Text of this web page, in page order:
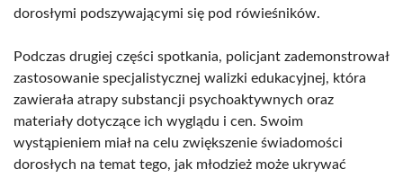
dorosłymi podszywającymi się pod rówieśników.
Podczas drugiej części spotkania, policjant zademonstrował
zastosowanie specjalistycznej walizki edukacyjnej, która
zawierała atrapy substancji psychoaktywnych oraz
materiały dotyczące ich wyglądu i cen. Swoim
wystąpieniem miał na celu zwiększenie świadomości
dorosłych na temat tego, jak młodzież może ukrywać